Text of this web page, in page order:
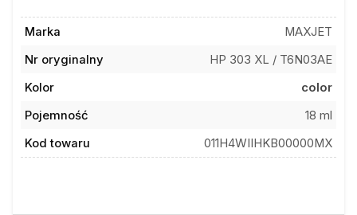
Marka
MAXJET
Nr oryginalny
HP 303 XL / T6N03AE
Kolor
color
Pojemność
18 ml
Kod towaru
011H4WIIHKB00000MX